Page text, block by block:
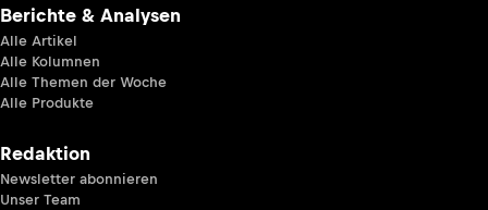
Berichte & Analysen
Alle Artikel
Alle Kolumnen
Alle Themen der Woche
Alle Produkte
Redaktion
Newsletter abonnieren
Unser Team